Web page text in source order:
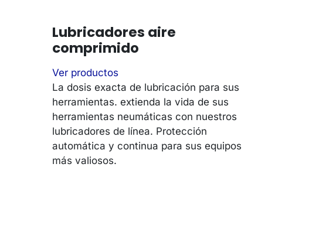
Lubricadores aire
comprimido
Ver productos
La dosis exacta de lubricación para sus
herramientas. extienda la vida de sus
herramientas neumáticas con nuestros
lubricadores de línea. Protección
automática y continua para sus equipos
más valiosos.